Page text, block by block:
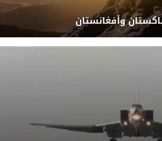
وأفغانستان